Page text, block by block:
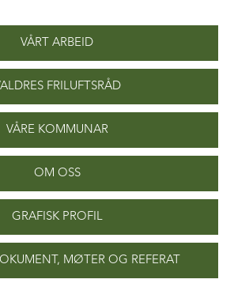
VÅRT ARBEID
FRILUFTSRÅD
VÅRE KOMMUNAR
OM OSS
GRAFISK PROFIL
MØTER OG REFERAT